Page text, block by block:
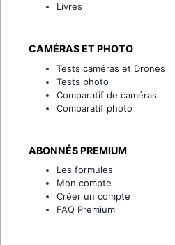
Livres
CAMÉRAS ET PHOTO
Tests caméras et Drones
Tests photo
Comparatif de caméras
Comparatif photo
ABONNÉS PREMIUM
Les formules
Mon compte
Créer un compte
FAQ Premium